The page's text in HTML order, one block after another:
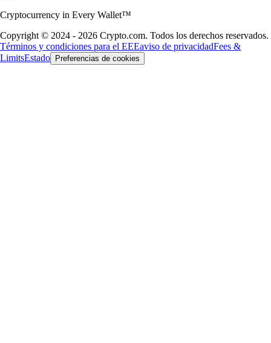
Cryptocurrency in Every Wallet™
Copyright © 2024 - 2026 Crypto.com. Todos los derechos reservados.
Términos y condiciones para el EEEaviso de privacidadFees &
LimitsEstado Preferencias de cookies